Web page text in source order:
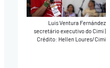
Luis Ventura Fernández
secretário executivo do Cimi|
Crédito: Hellen Loures/Cimi